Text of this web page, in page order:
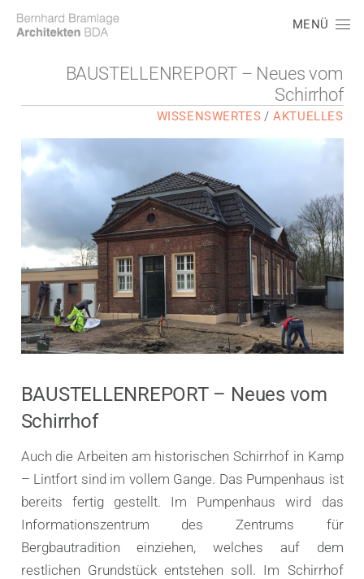
MENÜ
BAUSTELLENREPORT – Neues vom
Schirrhof
WISSENSWERTES /AKTUELLES
BAUSTELLENREPORT – Neues vom
Schirrhof
Auch die Arbeiten am historischen Schirrhof in Kamp
– Lintfort sind im vollem Gange. Das Pumpenhaus ist
bereits fertig gestellt. Im Pumpenhaus wird das
Informationszentrum des Zentrums für
Bergbautradition einziehen, welches auf dem
restlichen Grundstück entstehen soll. Im Schirrhof